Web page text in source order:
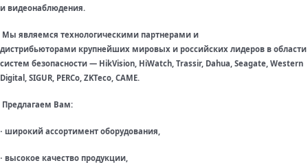
и видеонаблюдения.
Мы являемся технологическими партнерами и
дистрибьюторами крупнейших мировых и российских лидеров в области
систем безопасности — HikVision, HiWatch, Trassir, Dahua, Seagate, Western
Digital, SIGUR, PERCo, ZKTeco, CAME.
Предлагаем Вам:
· широкий ассортимент оборудования,
· высокое качество продукции,